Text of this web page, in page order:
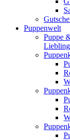
Puppenwelt
Puppe